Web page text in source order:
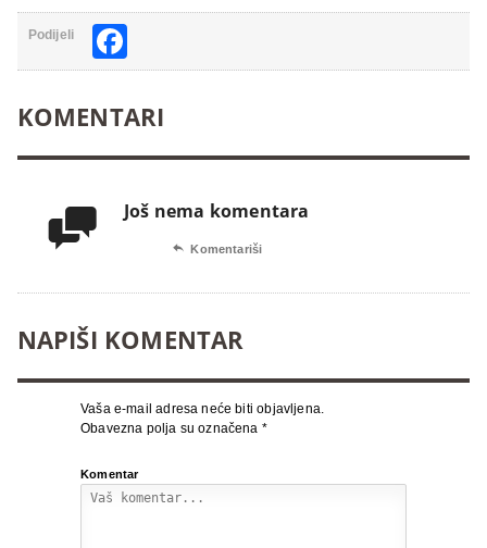
Podijeli
KOMENTARI
 Još nema komentara
 Komentariši
NAPIŠI KOMENTAR
Vaša e-mail adresa neće biti objavljena.
Obavezna polja su označena *
Komentar